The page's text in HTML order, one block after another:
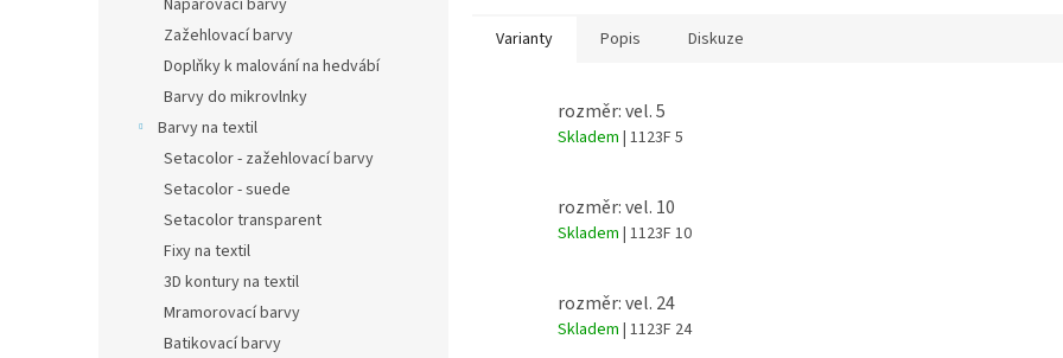
Napařovací barvy
Zažehlovací barvy
Doplňky k malování na hedvábí
Barvy do mikrovlnky
Barvy na textil
Setacolor - zažehlovací barvy
Setacolor - suede
Setacolor transparent
Fixy na textil
3D kontury na textil
Mramorovací barvy
Batikovací barvy
Varianty Popis Diskuze
rozměr: vel. 5
Skladem | 1123F 5
rozměr: vel. 10
Skladem | 1123F 10
rozměr: vel. 24
Skladem | 1123F 24